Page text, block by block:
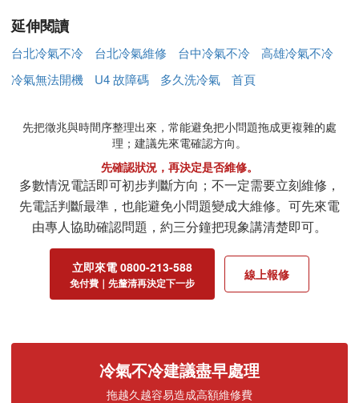
延伸閱讀
台北冷氣不冷
台北冷氣維修 台中冷氣不冷
高雄冷氣不冷
冷氣無法開機
U4 故障碼 多久洗冷氣 首頁
先把徵兆與時間序整理出來，常能避免把小問題拖成更複雜的處
理；建議先來電確認方向。
先確認狀況，再決定是否維修。
多數情況電話即可初步判斷方向；不一定需要立刻維修，
先電話判斷最準，也能避免小問題變成大維修。可先來電
由專人協助確認問題，約三分鐘把現象講清楚即可。
立即來電 0800-213-588
免付費｜先釐清再決定下一步
線上報修
冷氣不冷建議盡早處理
拖越久越容易造成高額維修費